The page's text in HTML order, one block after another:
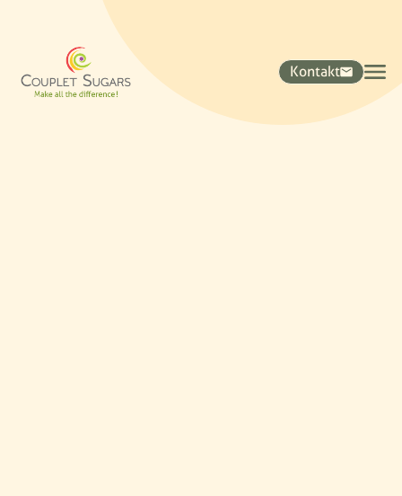
Kontakt